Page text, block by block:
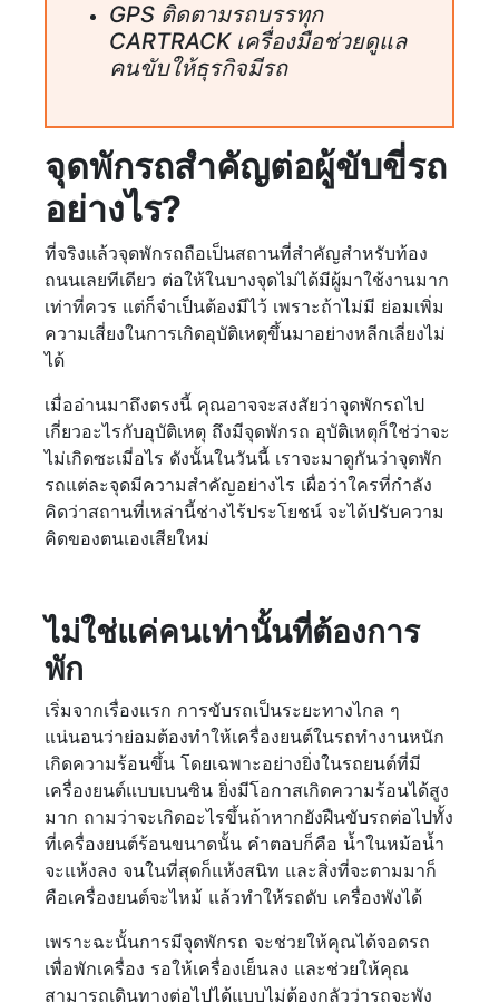
GPS ติดตามรถบรรทุก
CARTRACK เครื่องมือช่วยดูแล
คนขับให้ธุรกิจมีรถ
จุดพักรถสำคัญต่อผู้ขับขี่รถ
อย่างไร?
ที่จริงแล้วจุดพักรถถือเป็นสถานที่สำคัญสำหรับท้อง
ถนนเลยทีเดียว ต่อให้ในบางจุดไม่ได้มีผู้มาใช้งานมาก
เท่าที่ควร แต่ก็จำเป็นต้องมีไว้ เพราะถ้าไม่มี ย่อมเพิ่ม
ความเสี่ยงในการเกิดอุบัติเหตุขึ้นมาอย่างหลีกเลี่ยงไม่
ได้
เมื่ออ่านมาถึงตรงนี้ คุณอาจจะสงสัยว่าจุดพักรถไป
เกี่ยวอะไรกับอุบัติเหตุ ถึงมีจุดพักรถ อุบัติเหตุก็ใช่ว่าจะ
ไม่เกิดซะเมี่อไร ดังนั้นในวันนี้ เราจะมาดูกันว่าจุดพัก
รถแต่ละจุดมีความสำคัญอย่างไร เผื่อว่าใครที่กำลัง
คิดว่าสถานที่เหล่านี้ช่างไร้ประโยชน์ จะได้ปรับความ
คิดของตนเองเสียใหม่
ไม่ใช่แค่คนเท่านั้นที่ต้องการ
พัก
เริ่มจากเรื่องแรก การขับรถเป็นระยะทางไกล ๆ
แน่นอนว่าย่อมต้องทำให้เครื่องยนต์ในรถทำงานหนัก
เกิดความร้อนขึ้น โดยเฉพาะอย่างยิ่งในรถยนต์ที่มี
เครื่องยนต์แบบเบนซิน ยิ่งมีโอกาสเกิดความร้อนได้สูง
มาก ถามว่าจะเกิดอะไรขึ้นถ้าหากยังฝืนขับรถต่อไปทั้ง
ที่เครื่องยนต์ร้อนขนาดนั้น คำตอบก็คือ น้ำในหม้อน้ำ
จะแห้งลง จนในที่สุดก็แห้งสนิท และสิ่งที่จะตามมาก็
คือเครื่องยนต์จะไหม้ แล้วทำให้รถดับ เครื่องพังได้
เพราะฉะนั้นการมีจุดพักรถ จะช่วยให้คุณได้จอดรถ
เพื่อพักเครื่อง รอให้เครื่องเย็นลง และช่วยให้คุณ
สามารถเดินทางต่อไปได้แบบไม่ต้องกลัวว่ารถจะพัง